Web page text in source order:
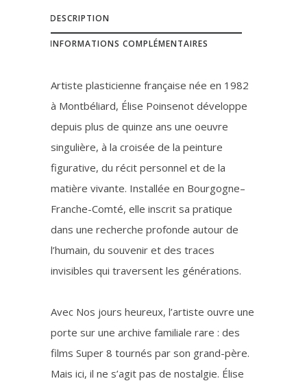
DESCRIPTION
INFORMATIONS COMPLÉMENTAIRES
Artiste plasticienne française née en 1982
à Montbéliard, Élise Poinsenot développe
depuis plus de quinze ans une oeuvre
singulière, à la croisée de la peinture
figurative, du récit personnel et de la
matière vivante. Installée en Bourgogne–
Franche-Comté, elle inscrit sa pratique
dans une recherche profonde autour de
l’humain, du souvenir et des traces
invisibles qui traversent les générations.
Avec Nos jours heureux, l’artiste ouvre une
porte sur une archive familiale rare : des
films Super 8 tournés par son grand-père.
Mais ici, il ne s’agit pas de nostalgie. Élise